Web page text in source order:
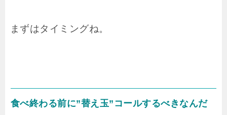
まずはタイミングね。
食べ終わる前に”替え玉”コールするべきなんだ